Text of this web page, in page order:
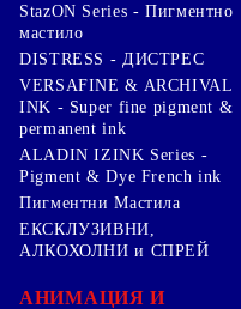
StazON Series - Пигментно
мастило
DISTRESS - ДИСТРЕС
VERSAFINE & ARCHIVAL
INK - Super fine pigment &
permanent ink
ALADIN IZINK Series -
Pigment & Dye French ink
Пигментни Мастила
ЕКСКЛУЗИВНИ,
АЛКОХОЛНИ и СПРЕЙ
АНИМАЦИЯ И